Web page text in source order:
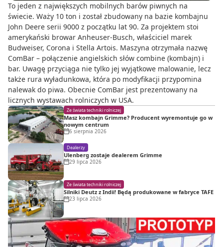
To jeden z największych mobilnych barów piwnych na
świecie. Waży 10 ton i został zbudowany na bazie kombajnu
John Deere serii 9000 z początku lat 90. Za projektem stoi
amerykański browar Anheuser-Busch, właściciel marek
Budweiser, Corona i Stella Artois. Maszyna otrzymała nazwę
ComBar – połączenie angielskich słów combine (kombajn) i
bar. Uwagę przyciąga nie tylko jej wyjątkowe malowanie, lecz
także rura wyładunkowa, która po modyfikacji przypomina
nalewak do piwa. Obecnie ComBar jest prezentowany na
licznych wystawach rolniczych w USA.
Ze świata techniki rolniczej
Masz kombajn Grimme? Producent wyremontuje go w
nowym centrum
6 sierpnia 2026
Dealerzy
Ulenberg zostaje dealerem Grimme
29 lipca 2026
Ze świata techniki rolniczej
Silniki Deutz z Indii! Będą produkowane w fabryce TAFE
23 lipca 2026